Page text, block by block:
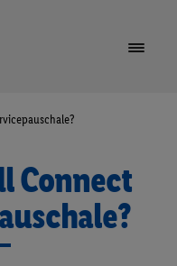
Connect